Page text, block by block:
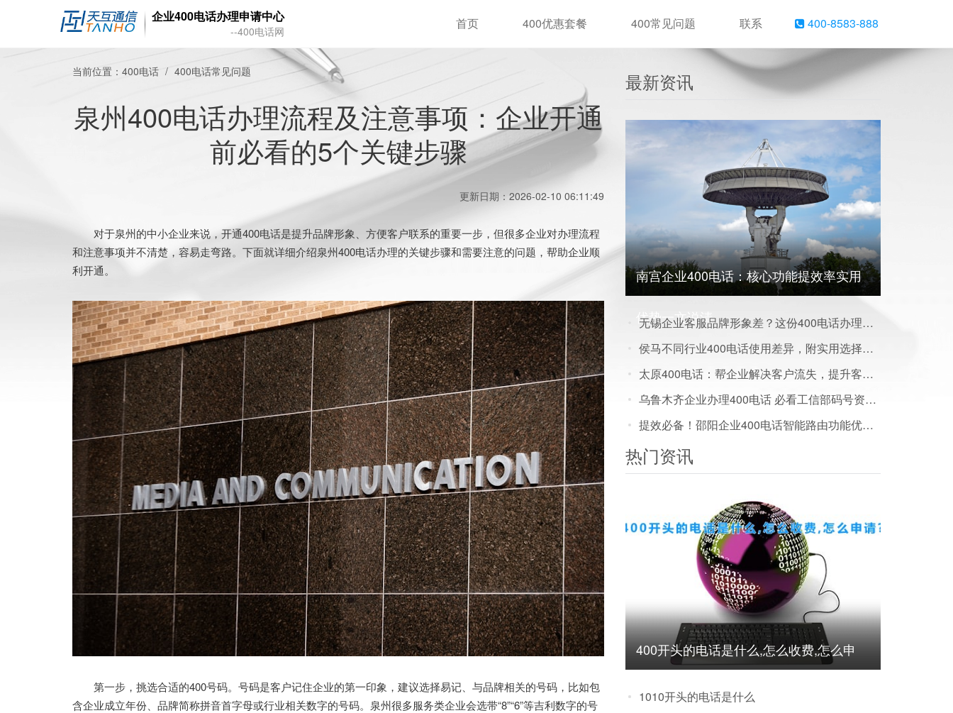
企业400电话办理申请中心
--400电话网 首页 400优惠套餐 400常见问题 联系 400-8583-888
当前位置： 400电话 400电话常见问题
泉州400电话办理流程及注意事项：企业开通
前必看的5个关键步骤
更新日期：2026-02-10 06:11:49
对于泉州的中小企业来说，开通400电话是提升品牌形象、方便客户联系的重要一步，但很多企业对办理流程
和注意事项并不清楚，容易走弯路。下面就详细介绍泉州400电话办理的关键步骤和需要注意的问题，帮助企业顺
利开通。
第一步，挑选合适的400号码。号码是客户记住企业的第一印象，建议选择易记、与品牌相关的号码，比如包
含企业成立年份、品牌简称拼音首字母或行业相关数字的号码。泉州很多服务类企业会选带“8”“6”等吉利数字的号
最新资讯
南宫企业400电话：核心功能提效率实用
优势一文说清
无锡企业客服品牌形象差？这份400电话办理方案帮你搞定
侯马不同行业400电话使用差异，附实用选择建议
太原400电话：帮企业解决客户流失，提升客户满意度实用方案
乌鲁木齐企业办理400电话 必看工信部码号资源管理政策解读
提效必备！邵阳企业400电话智能路由功能优势解析
热门资讯
400开头的电话是什么,怎么收费,怎么申
请?
1010开头的电话是什么